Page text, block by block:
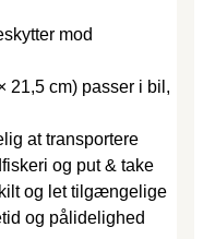
mod
21,5 cm) passer i bil,
at transportere
og put & take
og let tilgængelige
og pålidelighed